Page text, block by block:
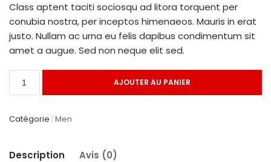
Class aptent taciti sociosqu ad litora torquent per
conubia nostra, per inceptos himenaeos. Mauris in erat
justo. Nullam ac urna eu felis dapibus condimentum sit
amet a augue. Sed non neque elit sed.
AJOUTER AU PANIER
Catégorie : Men
Description Avis (0)